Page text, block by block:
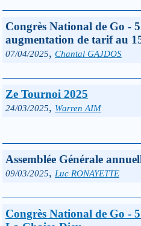
Congrès National de Go -
augmentation de tarif au
07/04/2025, Chantal GAJDOS
Ze Tournoi 2025
24/03/2025, Warren AIM
Assemblée Générale
09/03/2025, Luc RONAYETTE
Congrès National de Go -